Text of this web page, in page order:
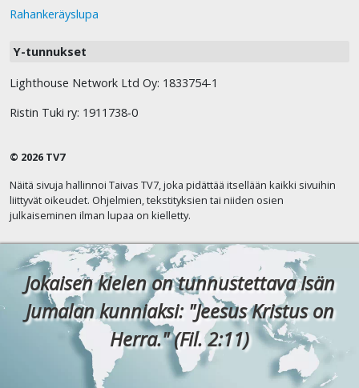
Rahankeräyslupa
Y-tunnukset
Lighthouse Network Ltd Oy: 1833754-1
Ristin Tuki ry: 1911738-0
© 2026 TV7
Näitä sivuja hallinnoi Taivas TV7, joka pidättää itsellään kaikki sivuihin
liittyvät oikeudet. Ohjelmien, tekstityksien tai niiden osien
julkaiseminen ilman lupaa on kielletty.
Jokaisen kielen on tunnustettava Isän
Jumalan kunniaksi: "Jeesus Kristus on
Herra." (Fil. 2:11)